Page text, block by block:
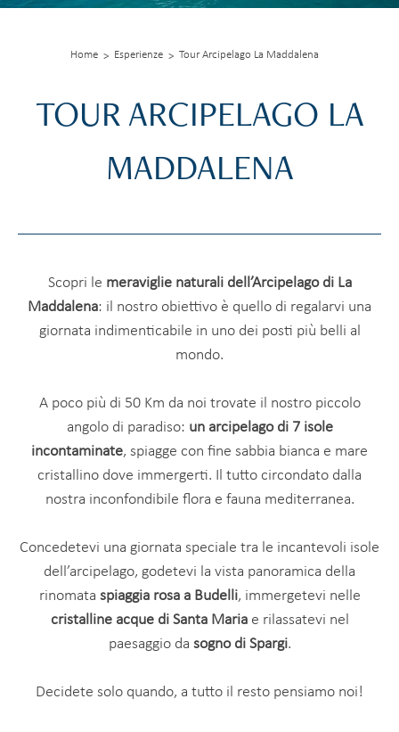
Home Esperienze Tour Arcipelago La Maddalena
TOUR ARCIPELAGO LA
MADDALENA
Scopri le meraviglie naturali dell’Arcipelago di La
Maddalena: il nostro obiettivo è quello di regalarvi una
giornata indimenticabile in uno dei posti più belli al
mondo.
A poco più di 50 Km da noi trovate il nostro piccolo
angolo di paradiso: un arcipelago di 7 isole
incontaminate, spiagge con fine sabbia bianca e mare
cristallino dove immergerti. Il tutto circondato dalla
nostra inconfondibile flora e fauna mediterranea.
Concedetevi una giornata speciale tra le incantevoli isole
dell’arcipelago, godetevi la vista panoramica della
rinomata spiaggia rosa a Budelli, immergetevi nelle
cristalline acque di Santa Mariae rilassatevi nel
paesaggio da sogno di Spargi.
Decidete solo quando, a tutto il resto pensiamo noi!